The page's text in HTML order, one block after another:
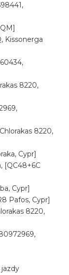
Kissonerga
8220,
8220,
Cypr]
[QC48+6C
Cypr]
Pafos, Cypr]
8220,
jazdy